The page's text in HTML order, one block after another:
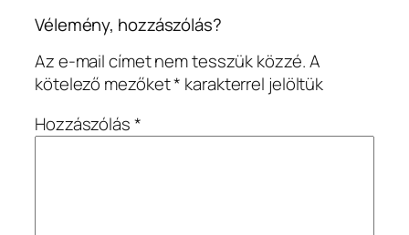
Vélemény, hozzászólás?
Az e-mail címet nem tesszük közzé.A
kötelező mezőket* karakterrel jelöltük
Hozzászólás*